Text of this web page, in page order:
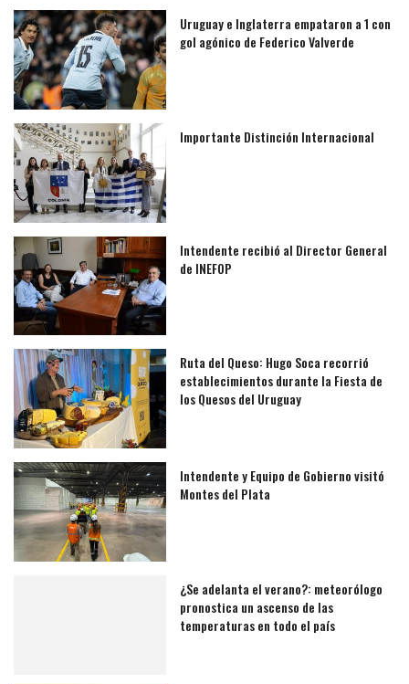
Uruguay e Inglaterra empataron a 1 con
gol agónico de Federico Valverde
Importante Distinción Internacional
Intendente recibió al Director General
de INEFOP
Ruta del Queso: Hugo Soca recorrió
establecimientos durante la Fiesta de
los Quesos del Uruguay
Intendente y Equipo de Gobierno visitó
Montes del Plata
¿Se adelanta el verano?: meteorólogo
pronostica un ascenso de las
temperaturas en todo el país